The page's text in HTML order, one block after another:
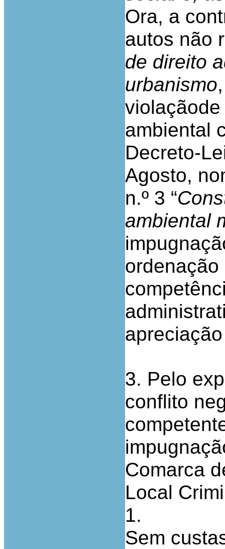
Ora, a
autos não
de direito
urbanismo
ambiental
Decreto-
Agosto,
n.º 3 “
ambiental
3. Pelo
conflito
Comarca
Local
1.
Sem